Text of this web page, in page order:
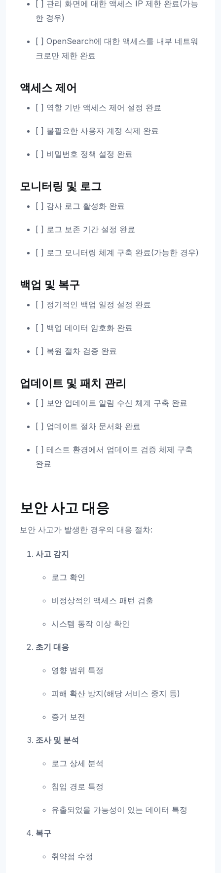
[ ] 관리 화면에 대한 액세스 IP 제한 완료(가능
한 경우)
[ ] OpenSearch에 대한 액세스를 내부 네트워
크로만 제한 완료
액세스 제어
[ ] 역할 기반 액세스 제어 설정 완료
[ ] 불필요한 사용자 계정 삭제 완료
[ ] 비밀번호 정책 설정 완료
모니터링 및 로그
[ ] 감사 로그 활성화 완료
[ ] 로그 보존 기간 설정 완료
[ ] 로그 모니터링 체계 구축 완료(가능한 경우)
백업 및 복구
[ ] 정기적인 백업 일정 설정 완료
[ ] 백업 데이터 암호화 완료
[ ] 복원 절차 검증 완료
업데이트 및 패치 관리
[ ] 보안 업데이트 알림 수신 체계 구축 완료
[ ] 업데이트 절차 문서화 완료
[ ] 테스트 환경에서 업데이트 검증 체제 구축
완료
보안 사고 대응
보안 사고가 발생한 경우의 대응 절차:
사고 감지
로그 확인
비정상적인 액세스 패턴 검출
시스템 동작 이상 확인
초기 대응
영향 범위 특정
피해 확산 방지(해당 서비스 중지 등)
증거 보전
조사 및 분석
로그 상세 분석
침입 경로 특정
유출되었을 가능성이 있는 데이터 특정
복구
취약점 수정